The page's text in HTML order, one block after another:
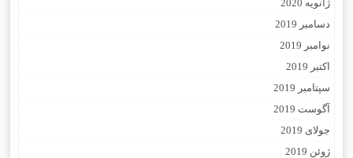
ژانویه 2020
دسامبر 2019
نوامبر 2019
اکتبر 2019
سپتامبر 2019
آگوست 2019
جولای 2019
ژوئن 2019